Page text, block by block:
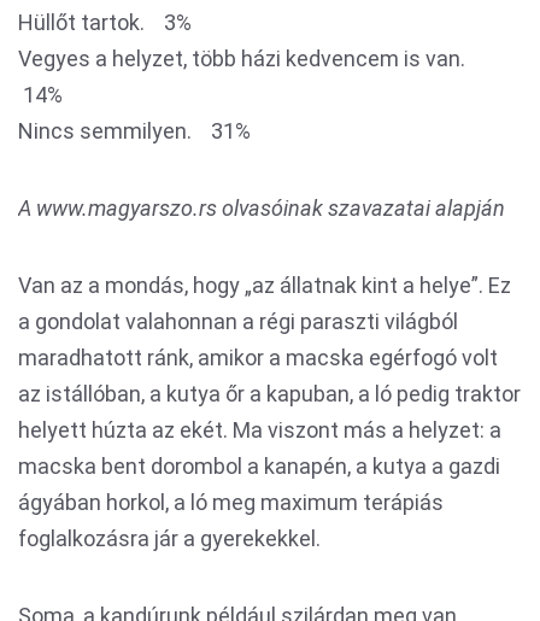
Hüllőt tartok. 3%
Vegyes a helyzet, több házi kedvencem is van.
14%
Nincs semmilyen. 31%
A www.magyarszo.rs olvasóinak szavazatai alapján
Van az a mondás, hogy „az állatnak kint a helye”. Ez
a gondolat valahonnan a régi paraszti világból
maradhatott ránk, amikor a macska egérfogó volt
az istállóban, a kutya őr a kapuban, a ló pedig traktor
helyett húzta az ekét. Ma viszont más a helyzet: a
macska bent dorombol a kanapén, a kutya a gazdi
ágyában horkol, a ló meg maximum terápiás
foglalkozásra jár a gyerekekkel.
Soma, a kandúrunk például szilárdan meg van